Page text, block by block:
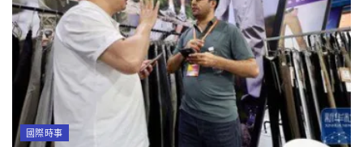
國際時事